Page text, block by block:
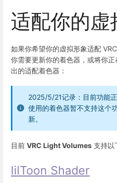
适配你的虚
如果你希望你的虚拟形象适配
你需要更新你的着色器，或将你
出的适配着色器：
2025/5/21记录：目前功能
使用的着色器暂不支持这个
新。
目前 VRC Light Volumes 支持以
lilToon Shader